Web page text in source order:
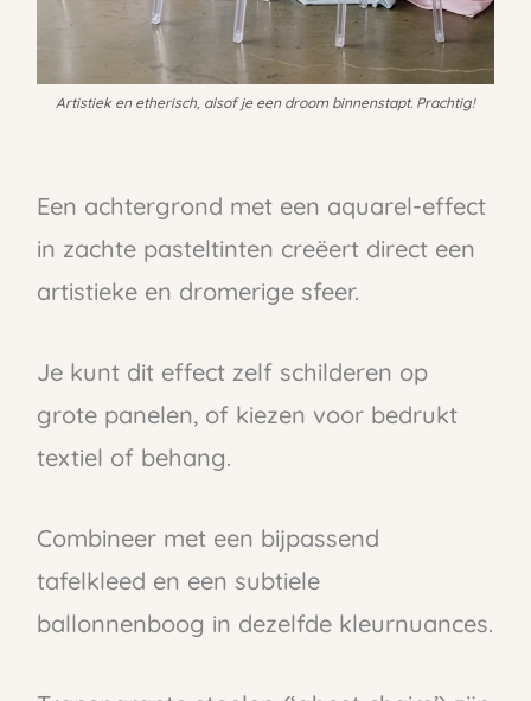
Artistiek en etherisch, alsof je een droom binnenstapt. Prachtig!
Een achtergrond met een aquarel-effect
in zachte pasteltinten creëert direct een
artistieke en dromerige sfeer.
Je kunt dit effect zelf schilderen op
grote panelen, of kiezen voor bedrukt
textiel of behang.
Combineer met een bijpassend
tafelkleed en een subtiele
ballonnenboog in dezelfde kleurnuances.